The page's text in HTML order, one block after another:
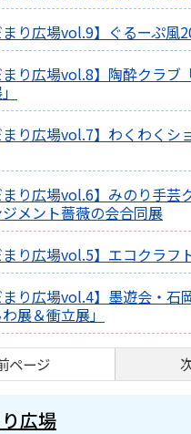
まり広場vol.9】ぐるーぷ風
まり広場vol.8】陶酔クラブ
まり広場vol.7】わくわくシ
まり広場vol.6】みのり手芸
メント薔薇の会合同展
まり広場vol.5】エコクラフ
まり広場vol.4】墨遊会・石
展＆衝立展」
ページ
広場